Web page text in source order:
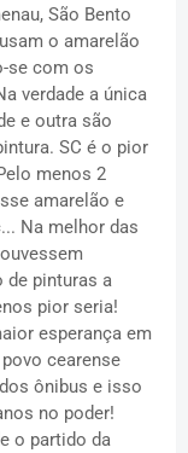
São Bento
o amarelão
se com os
verdade a única
e outra são
SC é o pior
menos 2
amarelão e
Na melhor das
pinturas a
pior seria!
esperança em
cearense
ônibus e isso
no poder!
o partido da